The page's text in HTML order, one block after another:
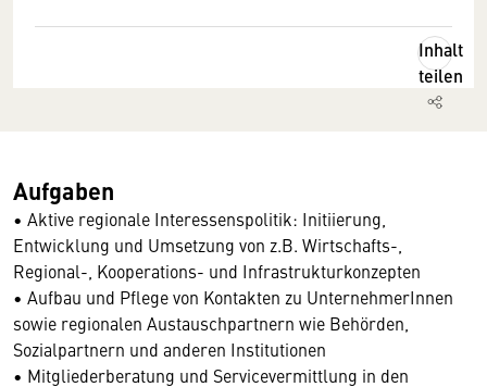
Inhalt
teilen
Aufgaben
• Aktive regionale Interessenspolitik: Initiierung,
Entwicklung und Umsetzung von z.B. Wirtschafts-,
Regional-, Kooperations- und Infrastrukturkonzepten
• Aufbau und Pflege von Kontakten zu UnternehmerInnen
sowie regionalen Austauschpartnern wie Behörden,
Sozialpartnern und anderen Institutionen
• Mitgliederberatung und Servicevermittlung in den